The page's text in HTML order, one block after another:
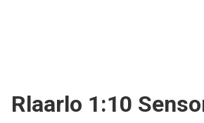
Rlaarlo 1:10